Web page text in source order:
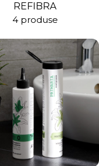
REFIBRA
4 produse